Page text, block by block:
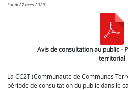
lundi 27 mars 2023
Avis de consultation au public -
territorial
La CC2T (Communauté de Communes
période de consultation du public dans le